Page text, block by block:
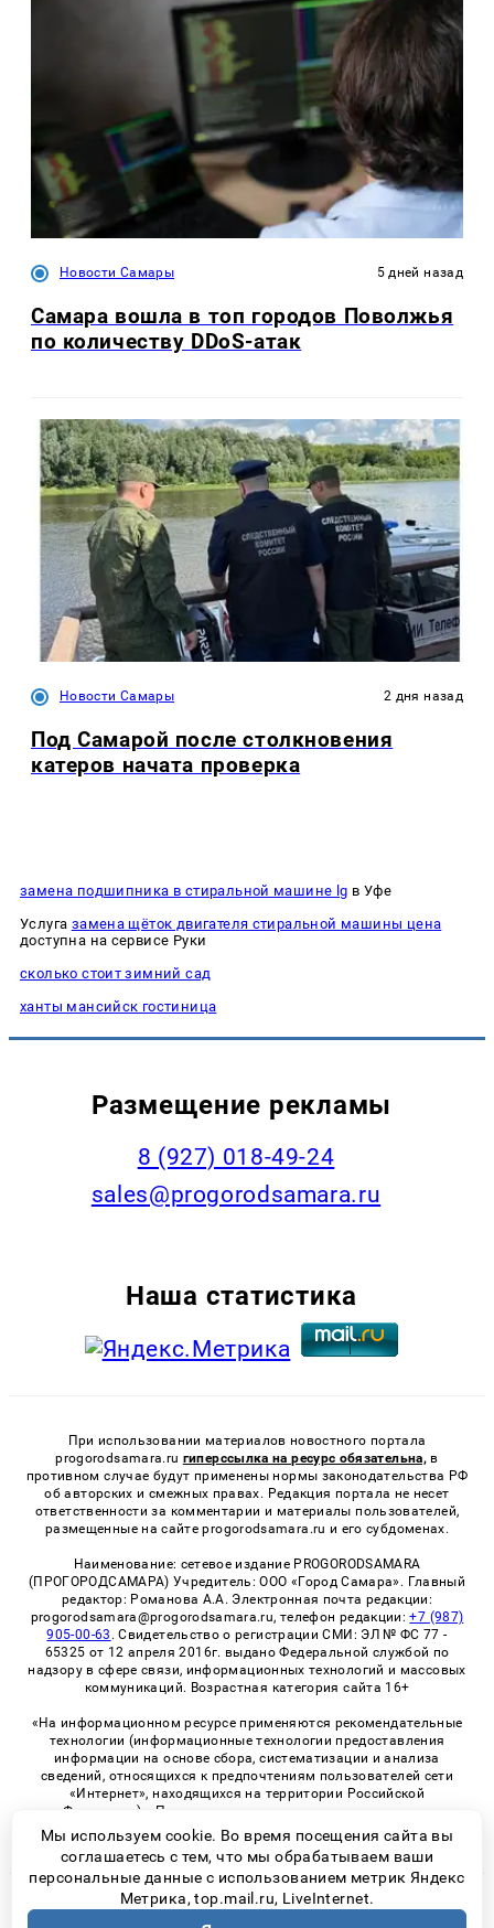
Новости Самары 5 дней назад
Самара вошла в топ городов Поволжья
по количеству DDoS-атак
Новости Самары 2 дня назад
Под Самарой после столкновения
катеров начата проверка
замена подшипника в стиральной машине lg в Уфе
Услуга замена щёток двигателя стиральной машины цена
доступна на сервисе Руки
сколько стоит зимний сад
ханты мансийск гостиница
Размещение рекламы
8 (927) 018-49-24
sales@progorodsamara.ru
Наша статистика
При использовании материалов новостного портала
progorodsamara.ru гиперссылка на ресурс обязательна, в
противном случае будут применены нормы законодательства РФ
об авторских и смежных правах. Редакция портала не несет
ответственности за комментарии и материалы пользователей,
размещенные на сайте progorodsamara.ru и его субдоменах.
Наименование: сетевое издание PROGORODSAMARA
(ПРОГОРОДСАМАРА) Учредитель: ООО «Город Самара». Главный
редактор: Романова А.А. Электронная почта редакции:
progorodsamara@progorodsamara.ru, телефон редакции:+7 (987)
905-00-63 . Свидетельство о регистрации СМИ: ЭЛ № ФС 77 -
65325 от 12 апреля 2016г. выдано Федеральной службой по
надзору в сфере связи, информационных технологий и массовых
коммуникаций. Возрастная категория сайта 16+
«На информационном ресурсе применяются рекомендательные
технологии (информационные технологии предоставления
информации на основе сбора, систематизации и анализа
сведений, относящихся к предпочтениям пользователей сети
«Интернет», находящихся на территории Российской
Федерации)». Правила применения рекомендательных
технологий в виджетах рекламно-обменной сети
«СМИ2» (PDF)
© 2026 «ProGorodSamara» | Все права защищены
Мы используем cookie. Во время посещения сайта вы
соглашаетесь с тем, что мы обрабатываем ваши
персональные данные с использованием метрик Яндекс
Метрика, top.mail.ru, LiveInternet.